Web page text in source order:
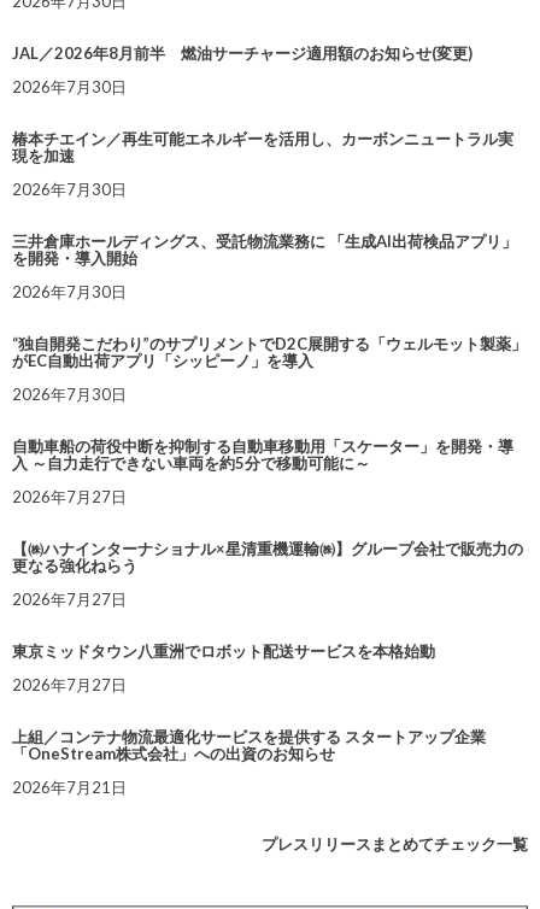
JAL／2026年8月前半 燃油サーチャージ適用額のお知らせ(変更)
2026年7月30日
椿本チエイン／再生可能エネルギーを活用し、カーボンニュートラル実
現を加速
2026年7月30日
三井倉庫ホールディングス、受託物流業務に 「生成AI出荷検品アプリ」
を開発・導入開始
2026年7月30日
“独自開発こだわり”のサプリメントでD2C展開する「ウェルモット製薬」
がEC自動出荷アプリ「シッピーノ」を導入
2026年7月30日
自動車船の荷役中断を抑制する自動車移動用「スケーター」を開発・導
入 ～自力走行できない車両を約5分で移動可能に～
2026年7月27日
【㈱ハナインターナショナル×星清重機運輸㈱】グループ会社で販売力の
更なる強化ねらう
2026年7月27日
東京ミッドタウン八重洲でロボット配送サービスを本格始動
2026年7月27日
上組／コンテナ物流最適化サービスを提供する スタートアップ企業
「OneStream株式会社」への出資のお知らせ
2026年7月21日
プレスリリースまとめてチェック一覧